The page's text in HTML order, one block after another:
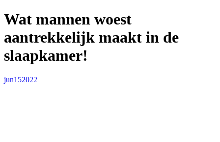
Wat mannen woest
aantrekkelijk maakt in de
slaapkamer!
jun152022